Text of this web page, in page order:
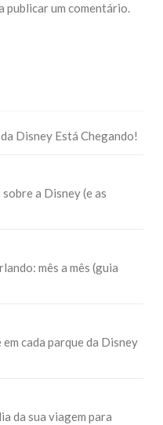
publicar um comentário.
Disney Está Chegando!
a Disney (e as
mês a mês (guia
cada parque da Disney
da sua viagem para